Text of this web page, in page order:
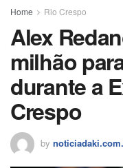
Home Rio Crespo
Alex
milhão
durante a
Crespo
by